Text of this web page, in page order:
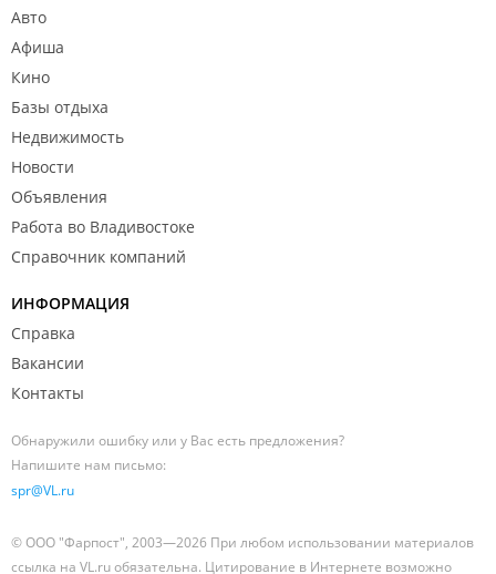
Авто
Афиша
Кино
Базы отдыха
Недвижимость
Новости
Объявления
Работа во Владивостоке
Справочник компаний
ИНФОРМАЦИЯ
Справка
Вакансии
Контакты
Обнаружили ошибку или у Вас есть предложения?
Напишите нам письмо:
spr@VL.ru
© ООО "Фарпост", 2003—2026 При любом использовании материалов
ссылка на VL.ru обязательна. Цитирование в Интернете возможно